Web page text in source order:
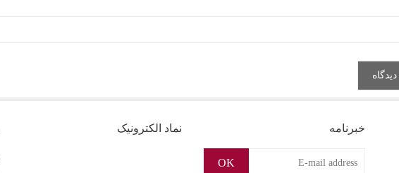
نماد الکترونیک خبرنامه
OK